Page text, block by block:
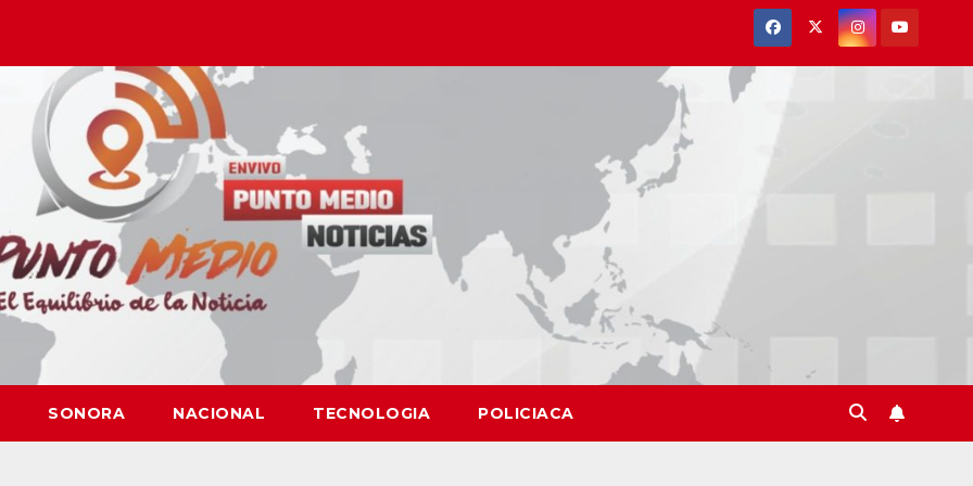
SONORA NACIONAL TECNOLOGIA POLICIACA